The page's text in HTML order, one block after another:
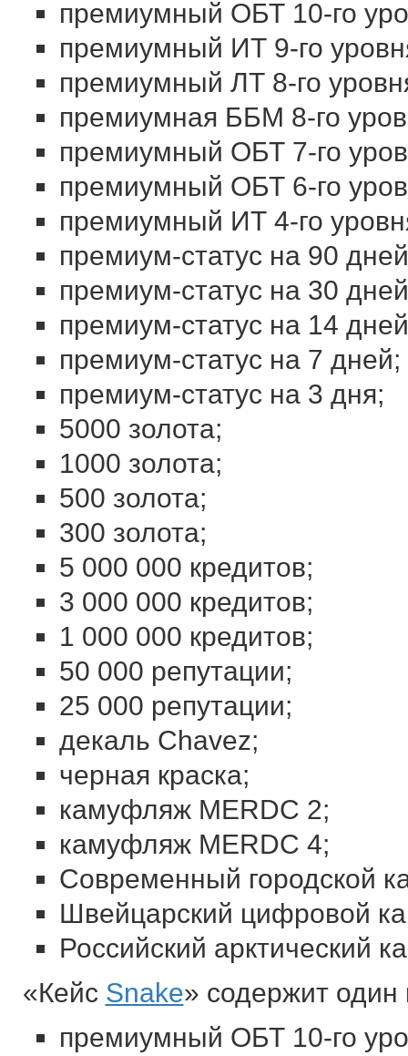
премиумный ОБТ 10-го
премиумный ИТ 9-го
премиумный ЛТ 8-го
премиумная ББМ 8-го
премиумный ОБТ 7-го
премиумный ОБТ 6-го
премиумный ИТ 4-го
премиум-статус на 90
премиум-статус на 30
премиум-статус на 14
премиум-статус на 7 дней;
премиум-статус на 3 дня;
5000 золота;
1000 золота;
500 золота;
300 золота;
5 000 000 кредитов;
3 000 000 кредитов;
1 000 000 кредитов;
50 000 репутации;
25 000 репутации;
декаль Chavez;
черная краска;
камуфляж MERDC 2;
камуфляж MERDC 4;
Современный городской
Швейцарский цифровой
Российский арктический
«Кейс Snake» содержит
премиумный ОБТ 10-го